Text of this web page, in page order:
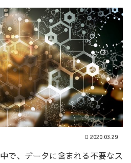
2020.03.29
で、データに含まれる不要なス